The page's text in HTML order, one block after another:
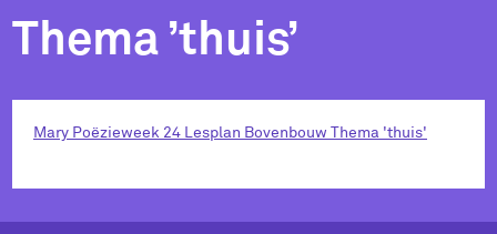
Thema ’thuis’
Mary Poëzieweek 24 Lesplan Bovenbouw Thema 'thuis'